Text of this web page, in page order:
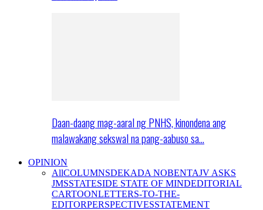
Daan-daang mag-aaral ng PNHS, kinondena ang
malawakang sekswal na pang-aabuso sa…
OPINION
AllCOLUMNSDEKADA NOBENTAJV ASKS
JMSSTATESIDE STATE OF MINDEDITORIAL
CARTOONLETTERS-TO-THE-
EDITORPERSPECTIVESSTATEMENT